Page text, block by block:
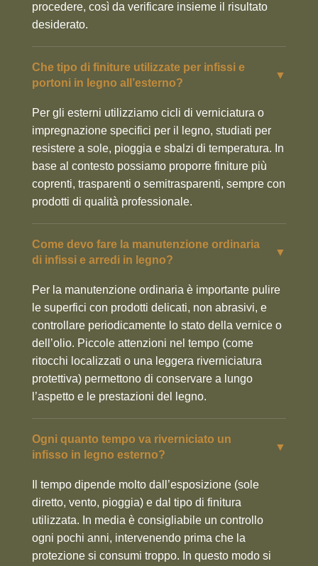
procedere, così da verificare insieme il risultato
desiderato.
Che tipo di finiture utilizzate per infissi e
portoni in legno all’esterno?
▼
Per gli esterni utilizziamo cicli di verniciatura o
impregnazione specifici per il legno, studiati per
resistere a sole, pioggia e sbalzi di temperatura. In
base al contesto possiamo proporre finiture più
coprenti, trasparenti o semitrasparenti, sempre con
prodotti di qualità professionale.
Come devo fare la manutenzione ordinaria
di infissi e arredi in legno?
▼
Per la manutenzione ordinaria è importante pulire
le superfici con prodotti delicati, non abrasivi, e
controllare periodicamente lo stato della vernice o
dell’olio. Piccole attenzioni nel tempo (come
ritocchi localizzati o una leggera riverniciatura
protettiva) permettono di conservare a lungo
l’aspetto e le prestazioni del legno.
Ogni quanto tempo va riverniciato un
infisso in legno esterno?
▼
Il tempo dipende molto dall’esposizione (sole
diretto, vento, pioggia) e dal tipo di finitura
utilizzata. In media è consigliabile un controllo
ogni pochi anni, intervenendo prima che la
protezione si consumi troppo. In questo modo si